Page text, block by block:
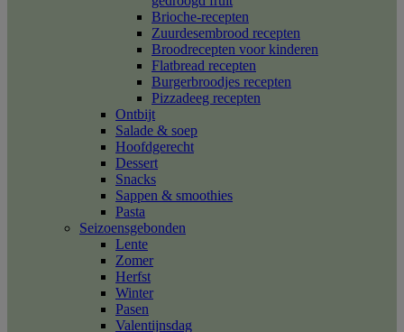
Brioche-recepten
Zuurdesembrood recepten
Broodrecepten voor kinderen
Flatbread recepten
Burgerbroodjes recepten
Pizzadeeg recepten
Ontbijt
Salade & soep
Hoofdgerecht
Dessert
Snacks
Sappen & smoothies
Pasta
Seizoensgebonden
Lente
Zomer
Herfst
Winter
Pasen
Valentijnsdag